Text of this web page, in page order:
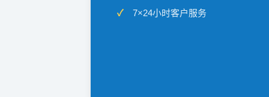
7×24小时客户服务